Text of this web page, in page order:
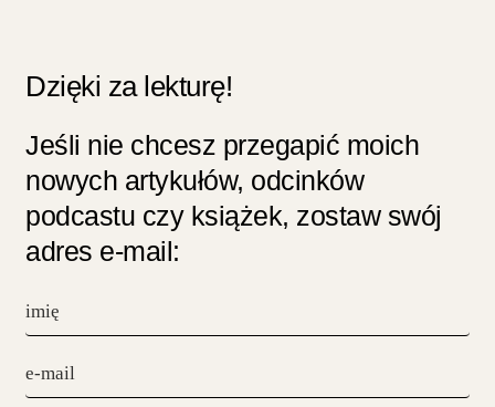
Dzięki za lekturę!
Jeśli nie chcesz przegapić moich
nowych artykułów, odcinków
podcastu czy książek, zostaw swój
adres e-mail: